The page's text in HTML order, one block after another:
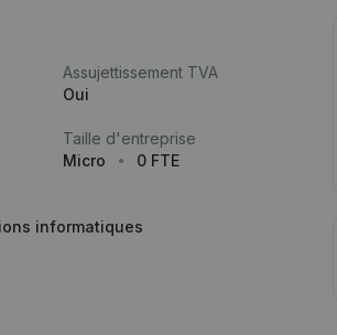
Assujettissement TVA
Oui
Taille d'entreprise
Micro
0 FTE
informatiques